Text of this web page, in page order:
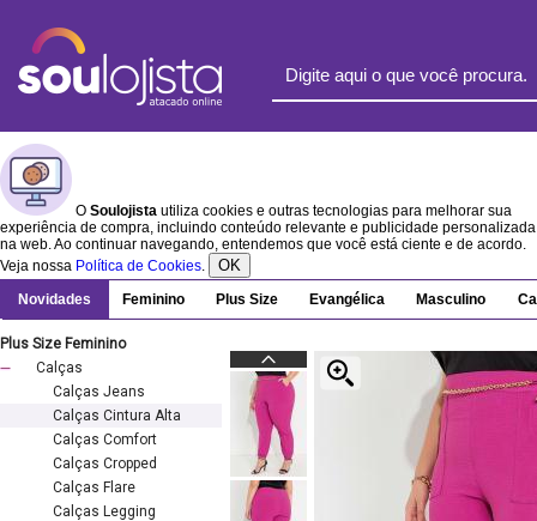
O Soulojista utiliza cookies e outras tecnologias para melhorar sua
experiência de compra, incluindo conteúdo relevante e publicidade personalizada
na web. Ao continuar navegando, entendemos que você está ciente e de acordo.
Veja nossa Política de Cookies. OK
Novidades Feminino Plus Size Evangélica Masculino
Plus Size Feminino
Calças
Calças Jeans
Calças Cintura Alta
Calças Comfort
Calças Cropped
Calças Flare
Calças Legging